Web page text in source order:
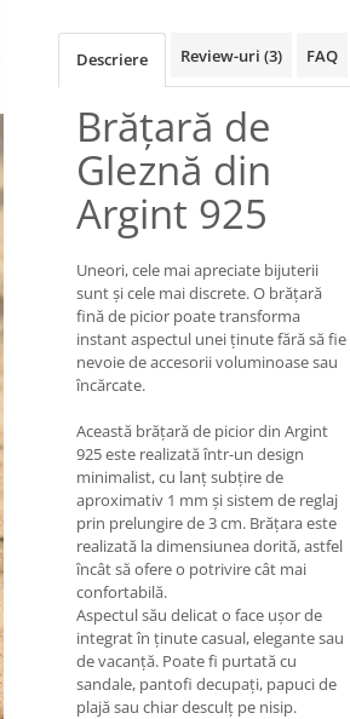
Descriere Review-uri (3) FAQ
Brățară de
Gleznă din
Argint 925
Uneori, cele mai apreciate bijuterii
sunt și cele mai discrete. O brățară
fină de picior poate transforma
instant aspectul unei ținute fără să fie
nevoie de accesorii voluminoase sau
încărcate.
Această brățară de picior din Argint
925 este realizată într-un design
minimalist, cu lanț subțire de
aproximativ 1 mm și sistem de reglaj
prin prelungire de 3 cm. Brățara este
realizată la dimensiunea dorită, astfel
încât să ofere o potrivire cât mai
confortabilă.
Aspectul său delicat o face ușor de
integrat în ținute casual, elegante sau
de vacanță. Poate fi purtată cu
sandale, pantofi decupați, papuci de
plajă sau chiar desculț pe nisip.